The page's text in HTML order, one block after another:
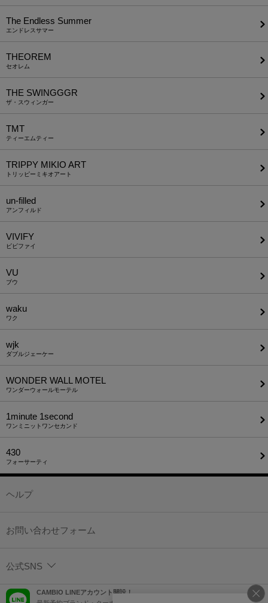
The Endless Summer
エンドレスサマー
THEOREM
セオレム
THE SWINGGGR
ザ・スウィンガー
TMT
ティーエムティー
TRIPPY MIKIO ART
トリッピーミキオアート
un-filled
アンフィルド
VIVIFY
ビビファイ
VU
ブウ
waku
ワク
wjk
ダブルジェーケー
WONDER WALL MOTEL
ワンダーウォールモーテル
1minute​ 1second
ワンミニットワンセカンド
430
フォーサーティ
ヘルプ
お問い合わせフォーム
公式SNS
CAMBIO LINEアカウント開設！